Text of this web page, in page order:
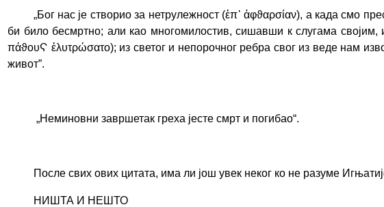
„Бог нас је створио за нетрулежност (ἐπ᾽ ἀφϑαρσίαν), а када смо
би било бесмртно; али као многомилостив, сишавши к слугама
πάϑουϚ ἐλυτρώσατο); из светог и непорочног ребра свог из веде нам
живот”.
„Неминовни завршетак греха јесте смрт и погибао“.
После свих ових цитата, има ли још увек неког ко не разуме
НИШТА И НЕШТО